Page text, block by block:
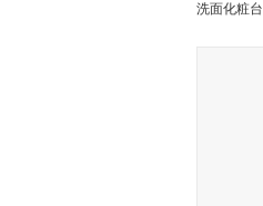
洗面化粧台